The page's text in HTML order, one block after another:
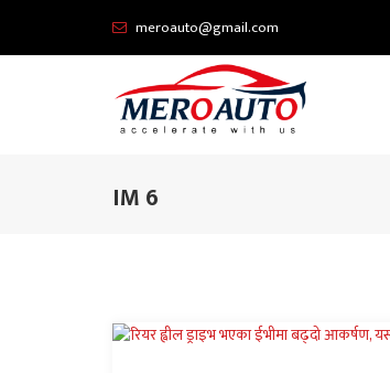
meroauto@gmail.com
IM 6